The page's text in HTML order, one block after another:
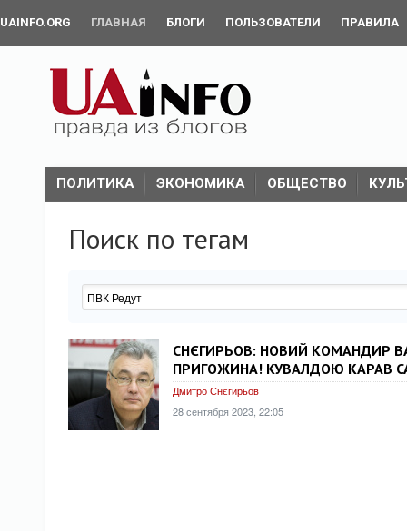
UAINFO.ORG ГЛАВНАЯ БЛОГИ ПОЛЬЗОВАТЕЛИ ПРАВИЛА
ПОЛИТИКА ЭКОНОМИКА ОБЩЕСТВО
Поиск по тегам
СНЄГИРЬОВ: НОВИЙ КОМАНДИР
ПРИГОЖИНА! КУВАЛДОЮ КАРАВ
Дмитро Снєгирьов
28 сентября 2023, 22:05